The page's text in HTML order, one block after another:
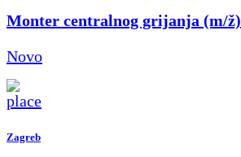
Monter centralnog grijanja (m/ž)
Novo
Zagreb